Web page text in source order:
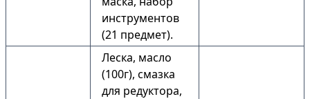
инструментов
(21 предмет).
Леска, масло
(100г), смазка
для редуктора,